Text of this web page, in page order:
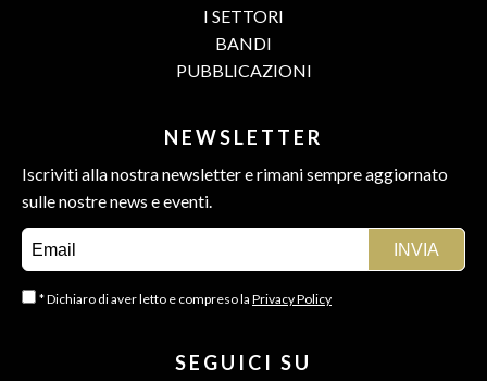
I SETTORI
BANDI
PUBBLICAZIONI
NEWSLETTER
Iscriviti alla nostra newsletter e rimani sempre aggiornato
sulle nostre news e eventi.
* Dichiaro di aver letto e compreso la Privacy Policy
SEGUICI SU